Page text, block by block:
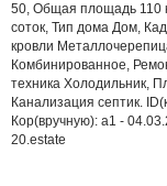
50, Общая площадь 110
соток, Тип дома Дом,
кровли
Комбинированное,
техника Холодильник,
Канализация септик.
Кор(вручную): a1 -
20.estate